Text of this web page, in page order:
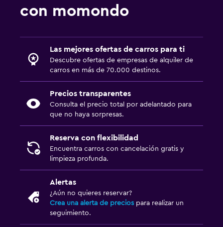
con momondo
Las mejores ofertas de carros para ti
Descubre ofertas de empresas de alquiler de
carros en más de 70.000 destinos.
Precios transparentes
Consulta el precio total por adelantado para
que no haya sorpresas.
Reserva con flexibilidad
Encuentra carros con cancelación gratis y
limpieza profunda.
Alertas
¿Aún no quieres reservar?
Crea una alerta de precios para realizar un
seguimiento.